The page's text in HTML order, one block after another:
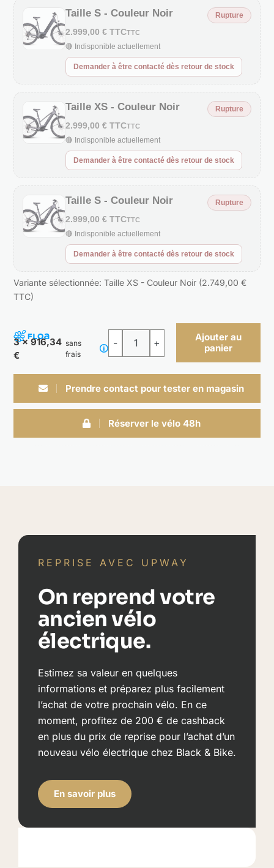
Taille S - Couleur Noir Rupture
2.999,00 € TTCTTC
🔴 Indisponible actuellement
Demander à être contacté dès retour de stock
Taille XS - Couleur Noir Rupture
2.999,00 € TTCTTC
🔴 Indisponible actuellement
Demander à être contacté dès retour de stock
Taille S - Couleur Noir Rupture
2.999,00 € TTCTTC
🔴 Indisponible actuellement
Demander à être contacté dès retour de stock
Variante sélectionnée: Taille XS - Couleur Noir (2.749,00 €
TTC)
3 x 916,34
€
sans
frais
quantité
Nuride
Performance
Ajouter au
panier
Prendre contact pour tester en magasin
Réserver le vélo 48h
REPRISE AVEC UPWAY
On reprend votre
ancien vélo
électrique.
Estimez sa valeur en quelques
informations et préparez plus facilement
l’achat de votre prochain vélo. En ce
moment, profitez de 200 € de cashback
en plus du prix de reprise pour l’achat d’un
nouveau vélo électrique chez Black & Bike.
En savoir plus